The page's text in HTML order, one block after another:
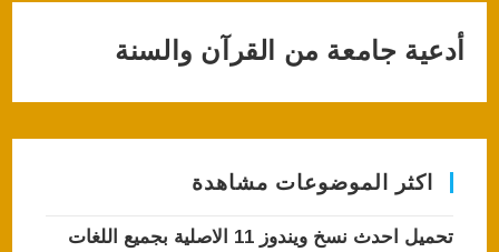
أدعية جامعة من القرآن والسنة
اكثر الموضوعات مشاهدة
تحميل احدث نسخ ويندوز 11 الاصلية بجميع اللغات